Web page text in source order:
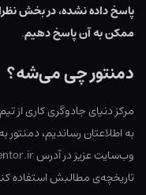
پاسخ داده نشده، در بخش
ممکن به آن پاسخ دهیم.
دمنتور چی می‌شه؟
مرکز دنیای جادوگری کاری از
به اطلاعتان رساندیم،
وب‌سایت عزیز در آدرس
تاریخچه‌ی مطالبش استفاده